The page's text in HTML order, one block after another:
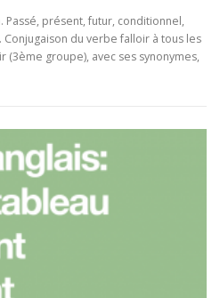
Passé, présent, futur, conditionnel,
du verbe falloir à tous les
groupe), avec ses synonymes,